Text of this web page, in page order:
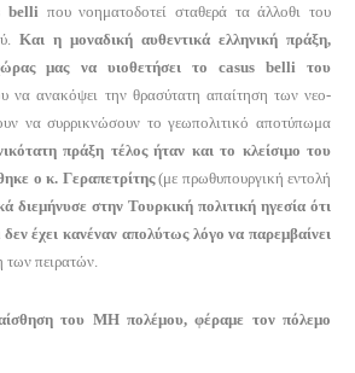
belli που νοηματοδοτεί σταθερά τα άλλοθι του
Και η μοναδική αυθεντικά ελληνική πράξη,
μας να υιοθετήσει το casus belli
του
να ανακόψει την θρασύτατη απαίτηση των νεο-
να συρρικνώσουν το γεωπολιτικό αποτύπωμα
πράξη τέλος ήταν και το κλείσιμο του
ο κ. Γεραπετρίτης(με πρωθυπουργική εντολή
διεμήνυσε στην Τουρκική πολιτική ηγεσία ότι
έχει κανέναν απολύτως λόγο να παρεμβαίνει
των πειρατών.
του ΜΗ πολέμου, φέραμε τον πόλεμο